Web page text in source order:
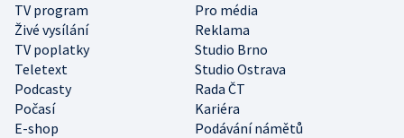
TV program
Pro média
Živé vysílání
Reklama
TV poplatky
Studio Brno
Teletext
Studio Ostrava
Podcasty
Rada ČT
Počasí
Kariéra
E-shop
Podávání námětů